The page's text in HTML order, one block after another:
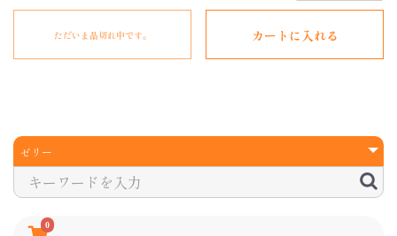
0
ただいま品切れ中です。 カートに入れる